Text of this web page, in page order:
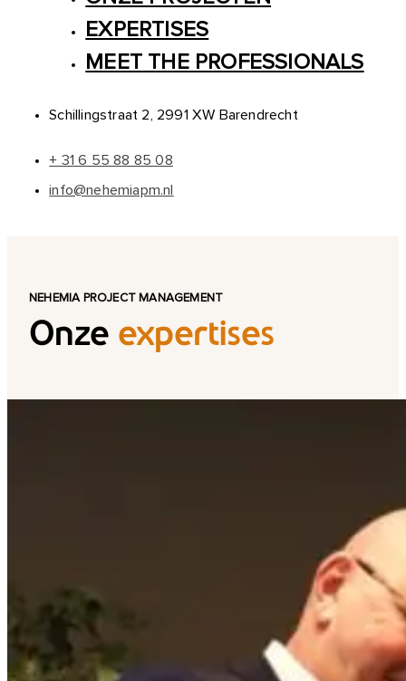
EXPERTISES
MEET THE PROFESSIONALS
Schillingstraat 2, 2991 XW Barendrecht
+ 31 6 55 88 85 08
info@nehemiapm.nl
NEHEMIA PROJECT MANAGEMENT
Onze expertises